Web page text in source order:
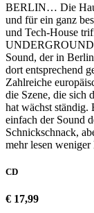
BERLIN… Die
und für ein ganz
und Tech-House
UNDERGROUND
Sound, der in
dort entsprechend
Zahlreiche
die Szene, die sich
hat wächst
einfach der Sound
Schnickschnack,
mehr lesen weniger
CD
€ 17,99